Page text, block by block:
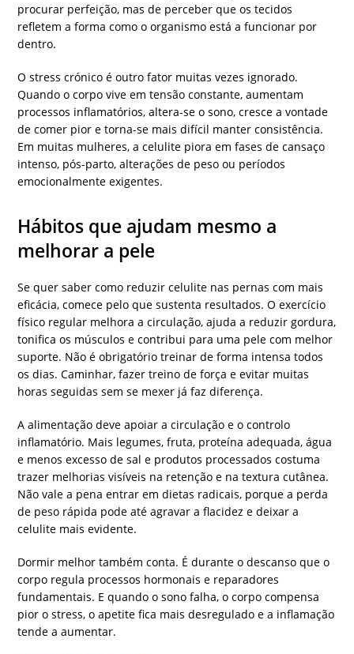
procurar perfeição, mas de perceber que os tecidos
refletem a forma como o organismo está a funcionar por
dentro.
O stress crónico é outro fator muitas vezes ignorado.
Quando o corpo vive em tensão constante, aumentam
processos inflamatórios, altera-se o sono, cresce a vontade
de comer pior e torna-se mais difícil manter consistência.
Em muitas mulheres, a celulite piora em fases de cansaço
intenso, pós-parto, alterações de peso ou períodos
emocionalmente exigentes.
Hábitos que ajudam mesmo a
melhorar a pele
Se quer saber como reduzir celulite nas pernas com mais
eficácia, comece pelo que sustenta resultados. O exercício
físico regular melhora a circulação, ajuda a reduzir gordura,
tonifica os músculos e contribui para uma pele com melhor
suporte. Não é obrigatório treinar de forma intensa todos
os dias. Caminhar, fazer treino de força e evitar muitas
horas seguidas sem se mexer já faz diferença.
A alimentação deve apoiar a circulação e o controlo
inflamatório. Mais legumes, fruta, proteína adequada, água
e menos excesso de sal e produtos processados costuma
trazer melhorias visíveis na retenção e na textura cutânea.
Não vale a pena entrar em dietas radicais, porque a perda
de peso rápida pode até agravar a flacidez e deixar a
celulite mais evidente.
Dormir melhor também conta. É durante o descanso que o
corpo regula processos hormonais e reparadores
fundamentais. E quando o sono falha, o corpo compensa
pior o stress, o apetite fica mais desregulado e a inflamação
tende a aumentar.